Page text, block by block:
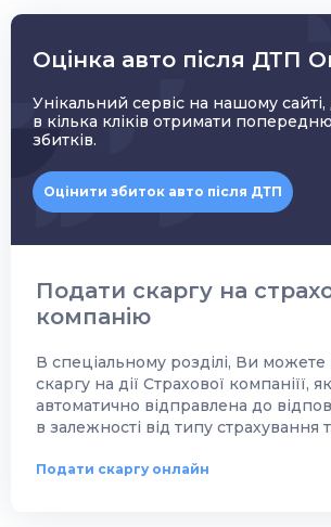
Оцінка авто після ДТП
Унікальний сервіс на нашому
в кілька кліків отримати
збитків.
Оцінити збиток авто після ДТП
Подати скаргу на
компанію
В спеціальному розділі, Ви можете
скаргу на дії Страхової компаніїї,
автоматично відправлена до
в залежності від типу страхування
Подати скаргу онлайн